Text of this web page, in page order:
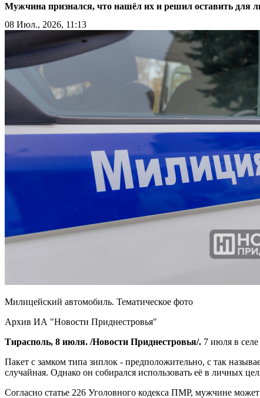
Мужчина признался, что нашёл их и решил оставить для
08 Июл., 2026, 11:13
Милицейский автомобиль. Тематическое фото
Архив ИА "Новости Приднестровья"
Тирасполь, 8 июля. /Новости Приднестровья/. 7 июля в
Пакет с замком типа зиплок - предположительно, с так
случайная. Однако он собирался использовать её в личных
Согласно статье 226 Уголовного кодекса ПМР, мужчине